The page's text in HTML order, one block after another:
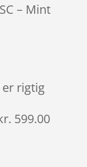
– Mint
er rigtig
599.00